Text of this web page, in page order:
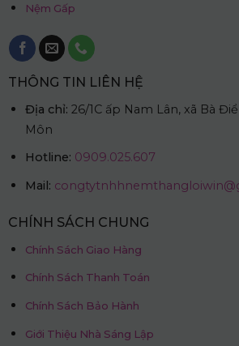
Nệm Gấp
THÔNG TIN LIÊN HỆ
Địa chỉ: 26/1C ấp Nam Lân, xã Bà
Môn
Hotline: 0909.025.607
Mail:
CHÍNH SÁCH CHUNG
Chính Sách Giao Hàng
Chính Sách Thanh Toán
Chính Sách Bảo Hành
Giới Thiệu Nhà Sáng Lập